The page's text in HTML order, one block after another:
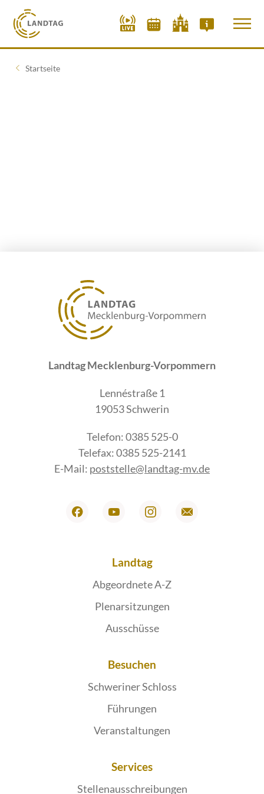
Startseite
Landtag Mecklenburg-Vorpommern
Lennéstraße 1
19053 Schwerin
Telefon: 0385 525-0
Telefax: 0385 525-2141
E-Mail: poststelle@landtag-mv.de
Landtag
Abgeordnete A-Z
Plenarsitzungen
Ausschüsse
Besuchen
Schweriner Schloss
Führungen
Veranstaltungen
Services
Stellenausschreibungen